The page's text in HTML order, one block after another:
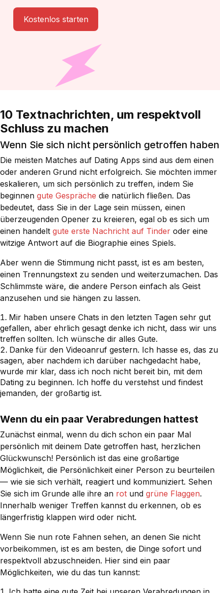
Kostenlos starten
10 Textnachrichten, um respektvoll
Schluss zu machen
Wenn Sie sich nicht persönlich getroffen haben
Die meisten Matches auf Dating Apps sind aus dem einen
oder anderen Grund nicht erfolgreich. Sie möchten immer
eskalieren, um sich persönlich zu treffen, indem Sie
beginnen gute Gespräche die natürlich fließen. Das
bedeutet, dass Sie in der Lage sein müssen, einen
überzeugenden Opener zu kreieren, egal ob es sich um
einen handelt gute erste Nachricht auf Tinder oder eine
witzige Antwort auf die Biographie eines Spiels.
Aber wenn die Stimmung nicht passt, ist es am besten,
einen Trennungstext zu senden und weiterzumachen. Das
Schlimmste wäre, die andere Person einfach als Geist
anzusehen und sie hängen zu lassen.
Mir haben unsere Chats in den letzten Tagen sehr gut
gefallen, aber ehrlich gesagt denke ich nicht, dass wir uns
treffen sollten. Ich wünsche dir alles Gute.
Danke für den Videoanruf gestern. Ich hasse es, das zu
sagen, aber nachdem ich darüber nachgedacht habe,
wurde mir klar, dass ich noch nicht bereit bin, mit dem
Dating zu beginnen. Ich hoffe du verstehst und findest
jemanden, der großartig ist.
Wenn du ein paar Verabredungen hattest
Zunächst einmal, wenn du dich schon ein paar Mal
persönlich mit deinem Date getroffen hast, herzlichen
Glückwunsch! Persönlich ist das eine großartige
Möglichkeit, die Persönlichkeit einer Person zu beurteilen
— wie sie sich verhält, reagiert und kommuniziert. Sehen
Sie sich im Grunde alle ihre an rot und grüne Flaggen.
Innerhalb weniger Treffen kannst du erkennen, ob es
längerfristig klappen wird oder nicht.
Wenn Sie nun rote Fahnen sehen, an denen Sie nicht
vorbeikommen, ist es am besten, die Dinge sofort und
respektvoll abzuschneiden. Hier sind ein paar
Möglichkeiten, wie du das tun kannst: